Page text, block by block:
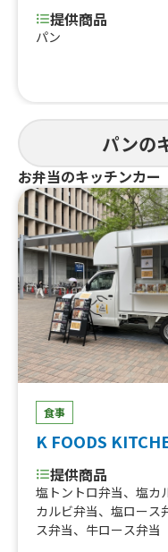
提供商品
パン
パンの
お弁当のキッチンカー
食事
K FOODS
提供商品
塩トントロ弁当、塩カ
カルビ弁当、塩ロース
ス弁当、牛ロース弁当